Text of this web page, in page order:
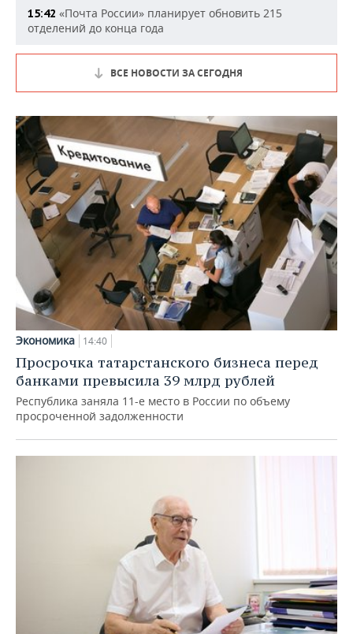
15:42 «Почта России» планирует обновить 215
отделений до конца года
ВСЕ НОВОСТИ ЗА СЕГОДНЯ
Экономика 14:40
Просрочка татарстанского бизнеса перед
банками превысила 39 млрд рублей
Республика заняла 11-е место в России по объему
просроченной задолженности